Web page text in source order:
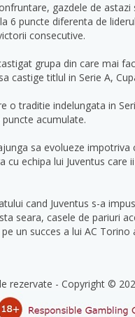
gazdele de
puncte diferenta de
consecutive.
grupa din care mai
titlul in Serie A,
o traditie indelungata in
acumulate.
sa evolueze
echipa lui Juventus
cand Juventus s-a
seara, casele de pariuri
un succes a lui AC
rezervate - Copyright ©